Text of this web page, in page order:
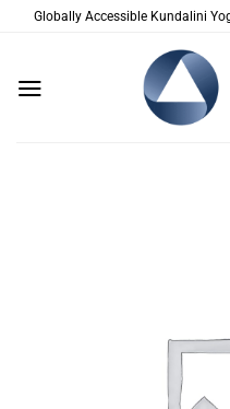
SaltaGlobally Accessible Kundalini